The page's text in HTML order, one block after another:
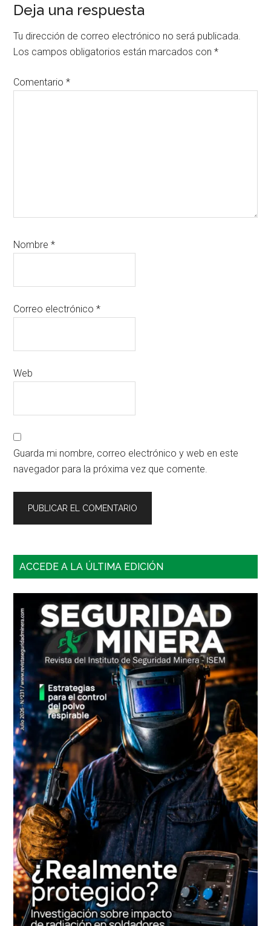
Interacciones
con
los
lectores
Deja una respuesta
Tu dirección de correo electrónico no será publicada.
Los campos obligatorios están marcados con*
Comentario*
Nombre*
Correo electrónico*
Web
Guarda mi nombre, correo electrónico y web en este
navegador para la próxima vez que comente.
Barra
principal
ACCEDE A LA ÚLTIMA EDICIÓN